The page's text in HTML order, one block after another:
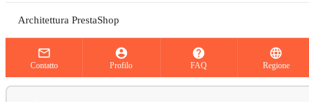
Architettura PrestaShop

Contatto

Profilo

FAQ

Regione